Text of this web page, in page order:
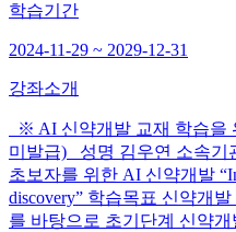
학습기간
2024-11-29 ~ 2029-12-31
강좌소개
※ AI 신약개발 교재 학습을
미발급) 성명 김우연 소속기
초보자를 위한 AI 신약개발
discovery” 학습목표 신약개
를 바탕으로 초기단계 신약